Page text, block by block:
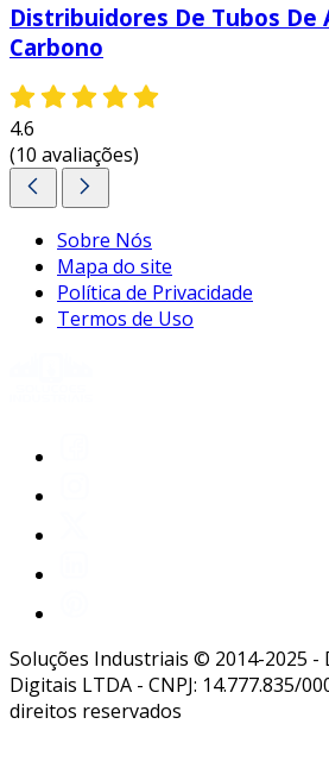
Distribuidores De Tubos De
Carbono
4.6
(10 avaliações)
Sobre Nós
Mapa do site
Política de Privacidade
Termos de Uso
Soluções Industriais © 2014-2025 -
Digitais LTDA - CNPJ: 14.777.835/
direitos reservados